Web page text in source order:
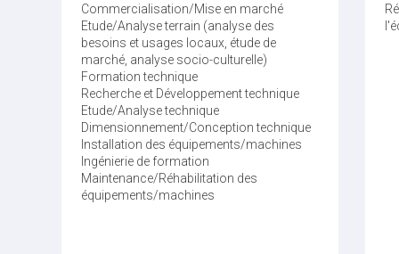
Commercialisation/Mise en marché
Etude/Analyse terrain (analyse des
besoins et usages locaux, étude de
marché, analyse socio-culturelle)
Formation technique
Recherche et Développement technique
Etude/Analyse technique
Dimensionnement/Conception technique
Installation des équipements/machines
Ingénierie de formation
Maintenance/Réhabilitation des
équipements/machines